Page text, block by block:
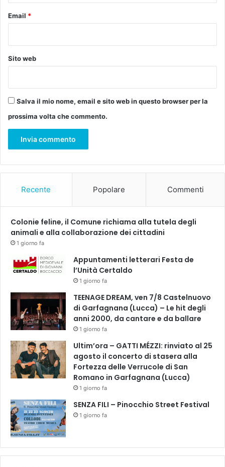
e
o
n
t
i
e
Email *
Sito web
Salva il mio nome, email e sito web in questo browser per la
prossima volta che commento.
Recente Popolare Commenti
Colonie feline, il Comune richiama alla tutela degli
animali e alla collaborazione dei cittadini
1 giorno fa
Appuntamenti letterari Festa de
l’Unità Certaldo
1 giorno fa
TEENAGE DREAM, ven 7/8 Castelnuovo
di Garfagnana (Lucca) – Le hit degli
anni 2000, da cantare e da ballare
1 giorno fa
Ultim’ora – GATTI MÉZZI: rinviato al 25
agosto il concerto di stasera alla
Fortezza delle Verrucole di San
Romano in Garfagnana (Lucca)
1 giorno fa
SENZA FILI – Pinocchio Street Festival
1 giorno fa